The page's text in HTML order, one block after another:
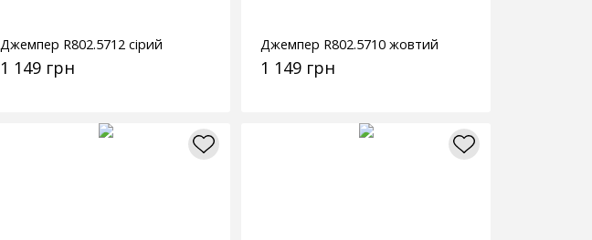
Джемпер R802.5712 сірий
1 149 грн
Джемпер R802.5710 жовтий
1 149 грн